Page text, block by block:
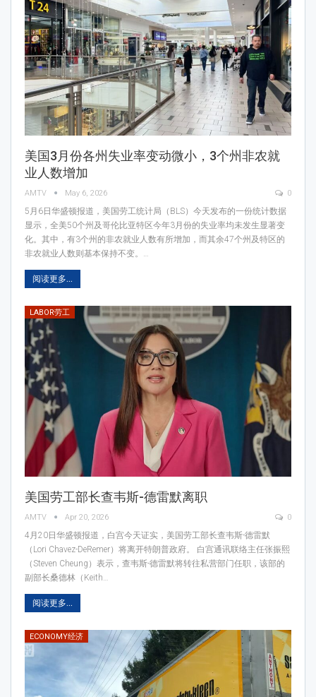
美国3月份各州失业率变动微小，3个州非农就
业人数增加
AMTV May 6, 2026 0
5月6日华盛顿报道，美国劳工统计局（BLS）今天发布的一份统计数据
显示，全美50个州及哥伦比亚特区今年3月份的失业率均未发生显著变
化。其中，有3个州的非农就业人数有所增加，而其余47个州及特区的
非农就业人数则基本保持不变。…
阅读更多...
LABOR劳工
美国劳工部长查韦斯-德雷默离职
AMTV Apr 20, 2026 0
4月20日华盛顿报道，白宫今天证实，美国劳工部长查韦斯-德雷默
（Lori Chavez-DeRemer）将离开特朗普政府。 白宫通讯联络主任张振熙
（Steven Cheung）表示，查韦斯-德雷默将转往私营部门任职，该部的
副部长桑德林（Keith…
阅读更多...
ECONOMY经济